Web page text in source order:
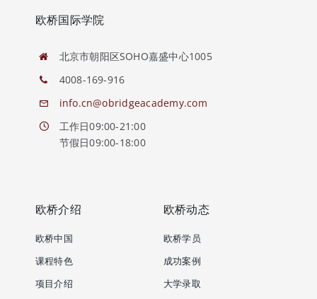
欧桥国际学院
北京市朝阳区SOHO嘉盛中心1005
4008-169-916
info.cn@obridgeacademy.com
工作日09:00-21:00
节假日09:00-18:00
欧桥介绍
欧桥中国
课程特色
项目介绍
欧桥动态
欧桥学员
成功案例
大学录取